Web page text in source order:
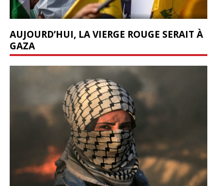
AUJOURD’HUI, LA VIERGE ROUGE SERAIT À
GAZA